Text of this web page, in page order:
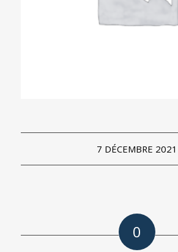
7 DÉCEMBRE 2021
0